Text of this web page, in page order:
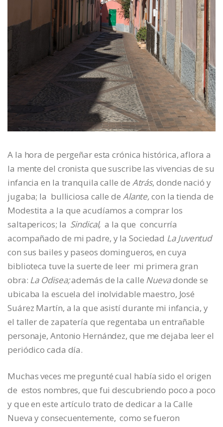
A la hora de pergeñar esta crónica histórica, aflora a
la mente del cronista que suscribe las vivencias de su
infancia en la tranquila calle de Atrás, donde nació y
jugaba; la bulliciosa calle de Alante,con la tienda de
Modestita a la que acudíamos a comprar los
saltapericos; la Sindical, a la que concurría
acompañado de mi padre, y la Sociedad La Juventud
con sus bailes y paseos domingueros, en cuya
biblioteca tuve la suerte de leer mi primera gran
obra: La Odisea;además de la calle Nuevadonde se
ubicaba la escuela del inolvidable maestro, José
Suárez Martín, a la que asistí durante mi infancia, y
el taller de zapatería que regentaba un entrañable
personaje, Antonio Hernández, que me dejaba leer el
periódico cada día.
Muchas veces me pregunté cual había sido el origen
de estos nombres, que fui descubriendo poco a poco
y que en este artículo trato de dedicar a la Calle
Nueva y consecuentemente, como se fueron